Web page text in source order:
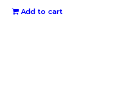
Add to cart